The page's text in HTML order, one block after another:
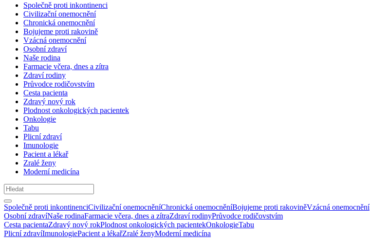
Společně proti inkontinenci
Civilizační onemocnění
Chronická onemocnění
Bojujeme proti rakovině
Vzácná onemocnění
Osobní zdraví
Naše rodina
Farmacie včera, dnes a zítra
Zdraví rodiny
Průvodce rodičovstvím
Cesta pacienta
Zdravý nový rok
Plodnost onkologických pacientek
Onkologie
Tabu
Plicní zdraví
Imunologie
Pacient a lékař
Zralé ženy
Moderní medicína
Společně proti inkontinenciCivilizační onemocněníChronická onemocněníBojujeme proti rakoviněVzácná onemocnění
Osobní zdravíNaše rodinaFarmacie včera, dnes a zítraZdraví rodinyPrůvodce rodičovstvím
Cesta pacientaZdravý nový rokPlodnost onkologických pacientekOnkologieTabu
Plicní zdravíImunologiePacient a lékařZralé ženyModerní medicína